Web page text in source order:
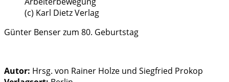
(c) Karl Dietz Verlag
Günter Benser zum 80. Geburtstag
Autor: Hrsg. von Rainer Holze und Siegfried Prokop